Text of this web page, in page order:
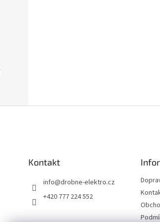
Kontakt
info@drobne-elektro.cz
+420 777 224 552